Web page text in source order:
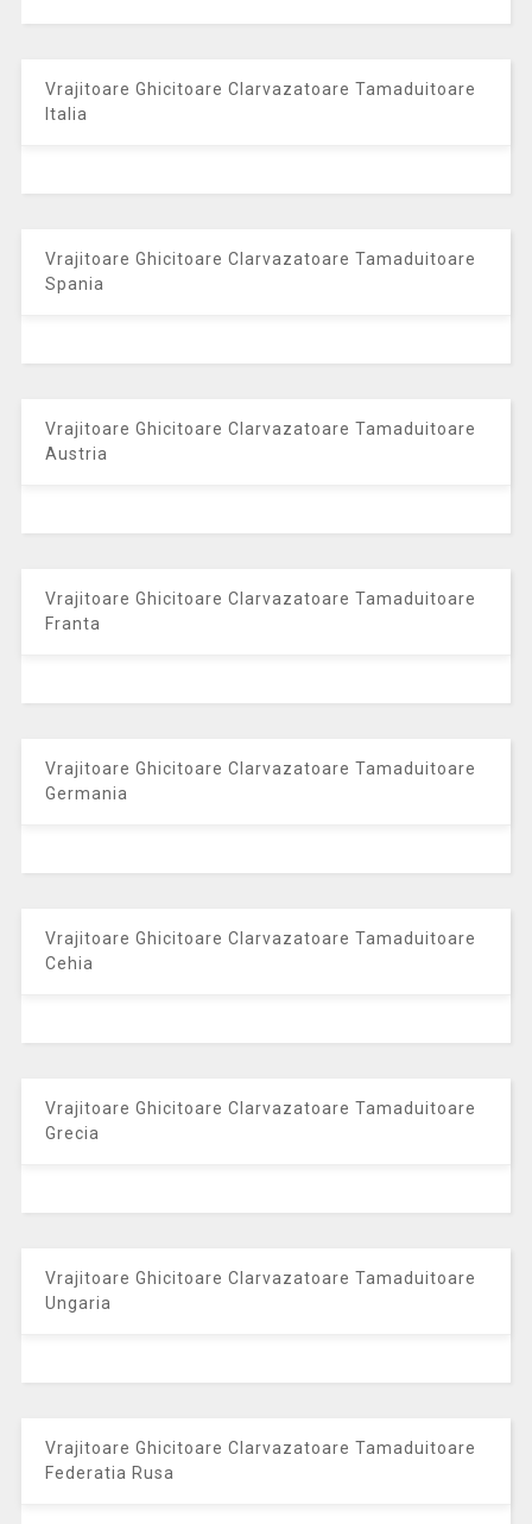
Vrajitoare Ghicitoare Clarvazatoare Tamaduitoare
Italia
Vrajitoare Ghicitoare Clarvazatoare Tamaduitoare
Spania
Vrajitoare Ghicitoare Clarvazatoare Tamaduitoare
Austria
Vrajitoare Ghicitoare Clarvazatoare Tamaduitoare
Franta
Vrajitoare Ghicitoare Clarvazatoare Tamaduitoare
Germania
Vrajitoare Ghicitoare Clarvazatoare Tamaduitoare
Cehia
Vrajitoare Ghicitoare Clarvazatoare Tamaduitoare
Grecia
Vrajitoare Ghicitoare Clarvazatoare Tamaduitoare
Ungaria
Vrajitoare Ghicitoare Clarvazatoare Tamaduitoare
Federatia Rusa